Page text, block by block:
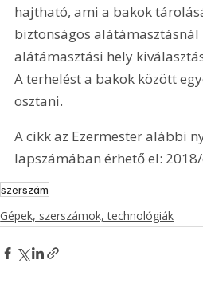
hajtható, ami a bakok
biztonságos alátámasztásnál
alátámasztási hely
A terhelést a bakok között
osztani.
A cikk az Ezermester alábbi
lapszámában érhető el:
szerszám
Gépek, szerszámok, technológiák